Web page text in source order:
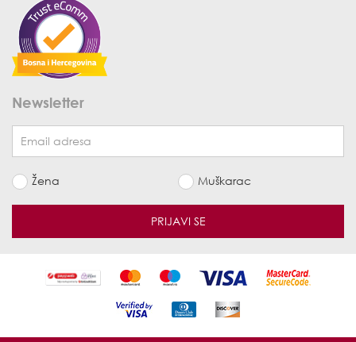
Newsletter
Žena Muškarac
PRIJAVI SE